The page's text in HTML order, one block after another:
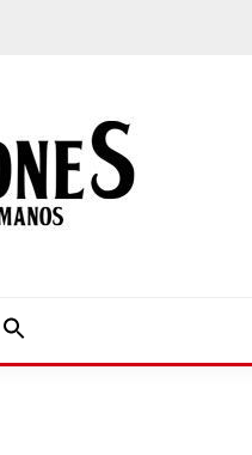
Botón de búsqueda